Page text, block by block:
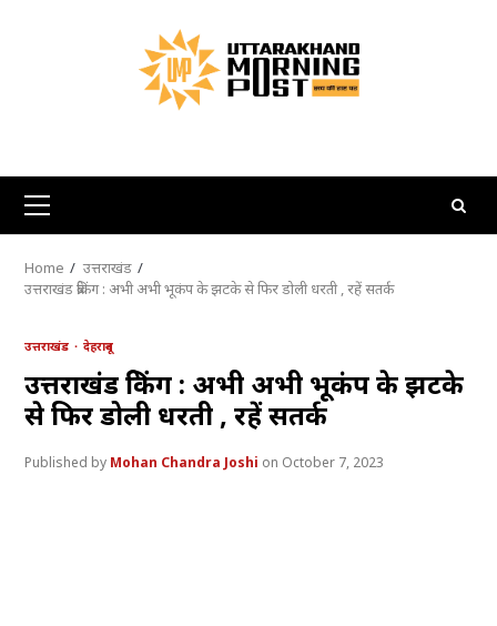
Primary
Menu
Home
उत्तराखंड
उत्तराखंड ब्रेकिंग : अभी अभी भूकंप के झटके से फिर डोली धरती , रहें सतर्क
उत्तराखंड देहरादून
उत्तराखंड ब्रेकिंग : अभी अभी भूकंप के झटके
से फिर डोली धरती , रहें सतर्क
Mohan Chandra Joshi October 7, 2023